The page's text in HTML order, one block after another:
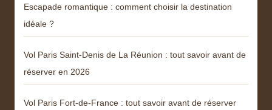
Escapade romantique : comment choisir la destination
idéale ?
Vol Paris Saint-Denis de La Réunion : tout savoir avant de
réserver en 2026
Vol Paris Fort-de-France : tout savoir avant de réserver